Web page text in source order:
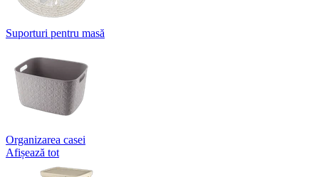
Suporturi pentru masă
Organizarea casei
Afișează tot